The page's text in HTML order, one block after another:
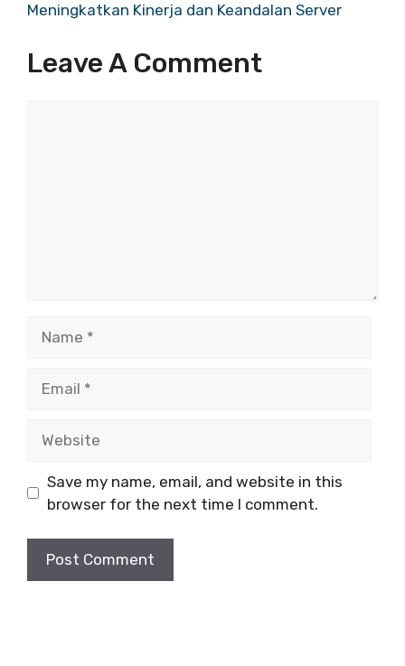
Meningkatkan Kinerja dan Keandalan Server
Leave A Comment
Save my name, email, and website in this
browser for the next time I comment.